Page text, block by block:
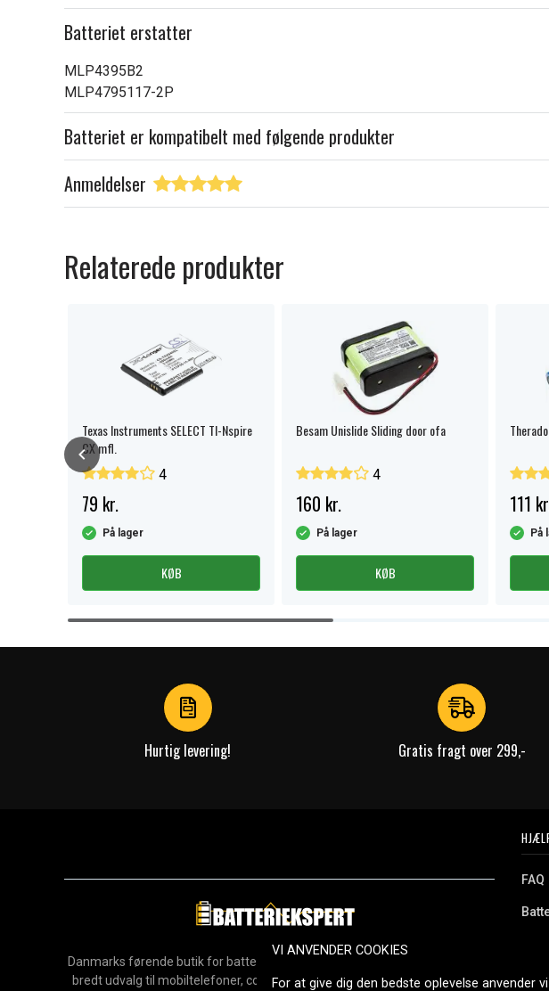
Batteriet erstatter
MLP4395B2
MLP4795117-2P
Batteriet er kompatibelt med følgende produkter
Anmeldelser
Relaterede produkter
Texas Instruments SELECT TI-Nspire
CX mfl.
4
79 kr.
På lager
KØB
Besam Unislide Sliding door ofa
4
160 kr.
På lager
KØB
111
På
Item
Hurtig levering! Gratis fragt over 299,-
Danmarks førende butik for batterier, opladere og reservedele. Vi tilbyder et
bredt udvalg til mobiltelefoner, computere, værktøj, husholdning og meget
FAQ
VI ANVENDER COOKIES
For at give dig den bedste oplevelse anvender